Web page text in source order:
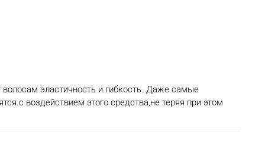
эластичность и гибкость. Даже самые
с воздействием этого средства,не теряя при этом